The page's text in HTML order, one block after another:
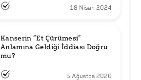
18 Nisan 2024
Kanserin “Et Çürümesi”
Anlamına Geldiği İddiası Doğru
mu?
5 Ağustos 2026